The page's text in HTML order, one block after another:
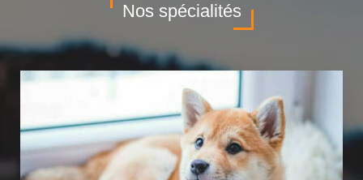
Nos spécialités